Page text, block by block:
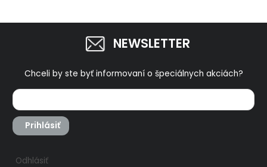
NEWSLETTER
Chceli by ste byť informovaní o špeciálnych akciách?
Prihlásiť
Odhlásiť